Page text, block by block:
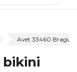
Avet 33460
bikini